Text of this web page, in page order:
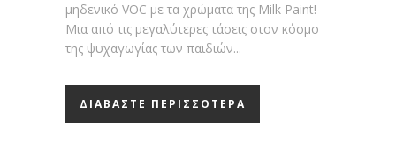
μηδενικό VOC με τα χρώματα της Milk Paint!
Μια από τις μεγαλύτερες τάσεις στον κόσμο
της ψυχαγωγίας των παιδιών...
ΔΙΑΒΑΣΤΕ ΠΕΡΙΣΣΟΤΕΡΑ